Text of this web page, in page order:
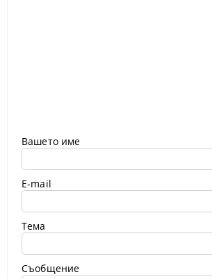
Вашето име
E-mail
Тема
Съобщение